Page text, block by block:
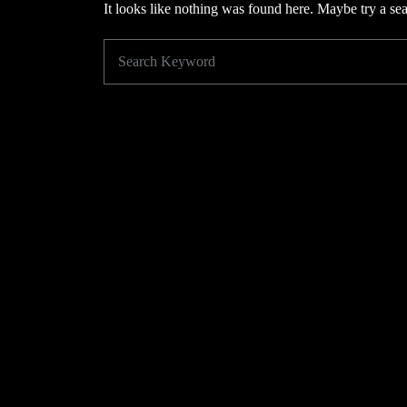
It looks like nothing was found here. Maybe try a